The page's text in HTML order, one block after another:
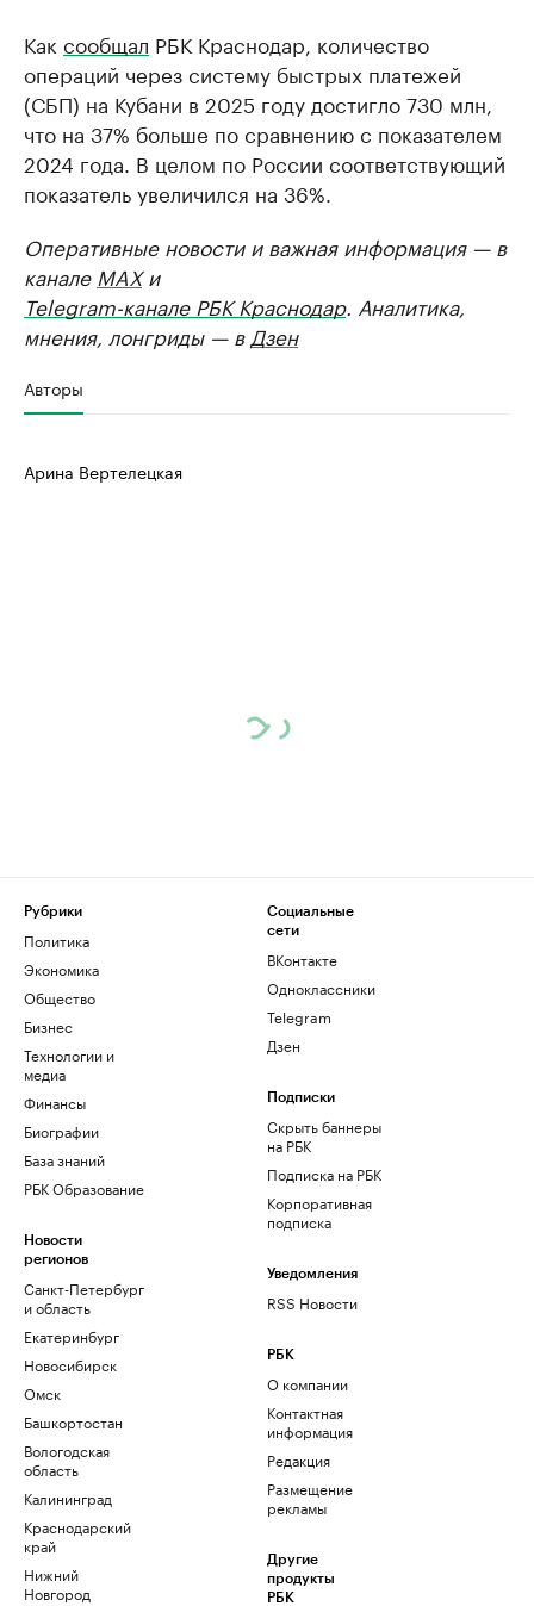
Как сообщал РБК Краснодар, количество
операций через систему быстрых платежей
(СБП) на Кубани в 2025 году достигло 730 млн,
что на 37% больше по сравнению с показателем
2024 года. В целом по России соответствующий
показатель увеличился на 36%.
Оперативные новости и важная информация — в
канале MAXи
Telegram-канале РБК Краснодар. Аналитика,
мнения, лонгриды — в Дзен
Авторы
Арина Вертелецкая
Рубрики
Политика
Экономика
Общество
Бизнес
Технологии и
медиа
Финансы
Биографии
База знаний
РБК Образование
Новости
регионов
Санкт-Петербург
и область
Екатеринбург
Новосибирск
Омск
Башкортостан
Вологодская
область
Калининград
Краснодарский
край
Нижний
Новгород
Социальные
сети
ВКонтакте
Одноклассники
Telegram
Дзен
Подписки
Скрыть баннеры
на РБК
Подписка на РБК
Корпоративная
подписка
Уведомления
RSS Новости
РБК
О компании
Контактная
информация
Редакция
Размещение
рекламы
Другие
продукты
РБК